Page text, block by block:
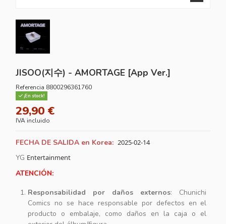
JISOO(지수) - AMORTAGE [App Ver.]
Referencia 8800296361760
¡En stock!
29,90 €
IVA incluido
FECHA DE SALIDA en Korea: 2025-02-14
YG Entertainment
ATENCIÓN:
Responsabilidad por daños externos: Chunichi
Comics no se hace responsable por defectos en el
producto o embalaje, como daños en la caja o el